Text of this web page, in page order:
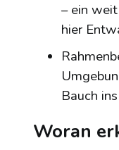
– ein
hier
Bauch
Woran